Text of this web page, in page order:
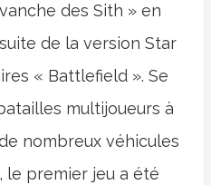
des Sith » en
de la version Star
« Battlefield ». Se
multijoueurs à
nombreux véhicules
premier jeu a été